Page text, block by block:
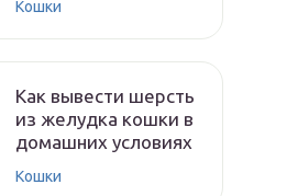
Кошки
Как вывести шерсть
из желудка кошки в
домашних условиях
Кошки